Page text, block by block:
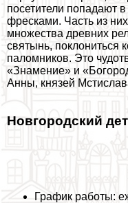
посетители попадают
фресками. Часть из
множества древних
святынь, поклониться
паломников. Это
«Знамение» и
Анны, князей
Новгородский
График работы: